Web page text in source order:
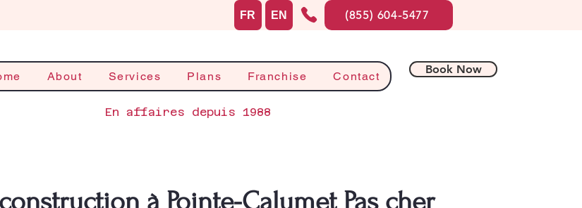
About Services Plans Franchise Contact
Book Now
En affaires depuis 1988
FR EN (855) 604-5477
à Pointe-Calumet Pas cher